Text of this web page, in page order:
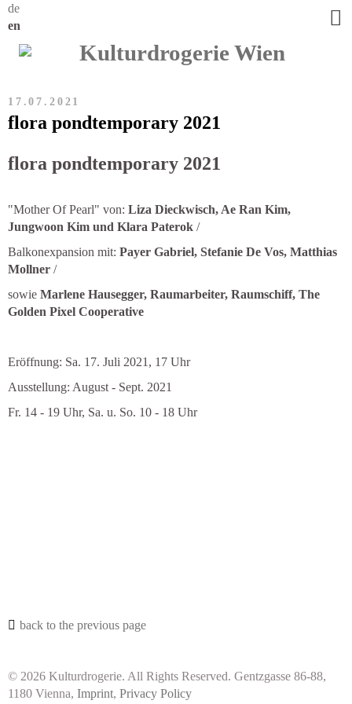
de
en
17.07.2021
flora pondtemporary 2021
flora pondtemporary 2021
"Mother Of Pearl" von: Liza Dieckwisch, Ae Ran Kim,
Jungwoon Kim und Klara Paterok /
Balkonexpansion mit: Payer Gabriel, Stefanie De Vos, Matthias
Mollner /
sowie Marlene Hausegger, Raumarbeiter, Raumschiff, The
Golden Pixel Cooperative
Eröffnung: Sa. 17. Juli 2021, 17 Uhr
Ausstellung: August - Sept. 2021
Fr. 14 - 19 Uhr, Sa. u. So. 10 - 18 Uhr
back to the previous page
© 2026 Kulturdrogerie. All Rights Reserved. Gentzgasse 86-88,
1180 Vienna, Imprint, Privacy Policy